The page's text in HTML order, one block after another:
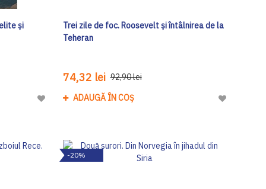
și
Adaugă
de
Dorinte
Trei zile de foc. Roosevelt și întâlnirea de la
Teheran
74,32 lei 92,90 lei
ADAUGĂ ÎN COȘ
Adaugă
-20%